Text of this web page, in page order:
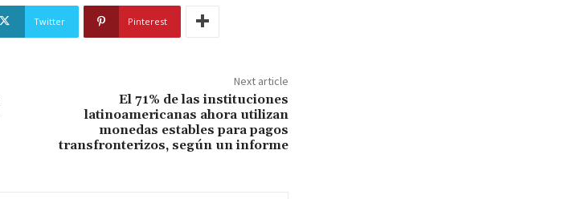
Twitter Pinterest
Next article
El 71% de las instituciones
latinoamericanas ahora utilizan
monedas estables para pagos
transfronterizos, según un informe